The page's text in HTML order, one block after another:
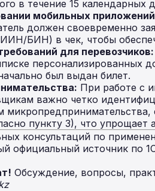
в течение 15 календарных
мобильных
должен своевременно
БИН) в чек, чтобы
для перевозчиков:
персонализированных
был выдан билет.
При работе с
важно четко
пункту 3), что упрощает
консультаций по
официальный источник по
Обсуждение, вопросы,